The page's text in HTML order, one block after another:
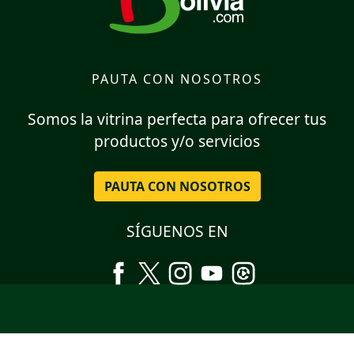
PAUTA CON NOSOTROS
Somos la vitrina perfecta para ofrecer tus
productos y/o servicios
PAUTA CON NOSOTROS
SÍGUENOS EN